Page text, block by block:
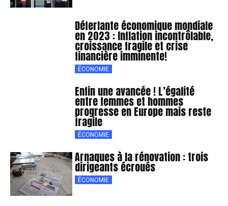
Déferlante économique mondiale
en 2023 : Inflation incontrôlable,
croissance fragile et crise
financière imminente!
ÉCONOMIE
Enfin une avancée ! L’égalité
entre femmes et hommes
progresse en Europe mais reste
fragile
ÉCONOMIE
Arnaques à la rénovation : trois
dirigeants écroués
ÉCONOMIE